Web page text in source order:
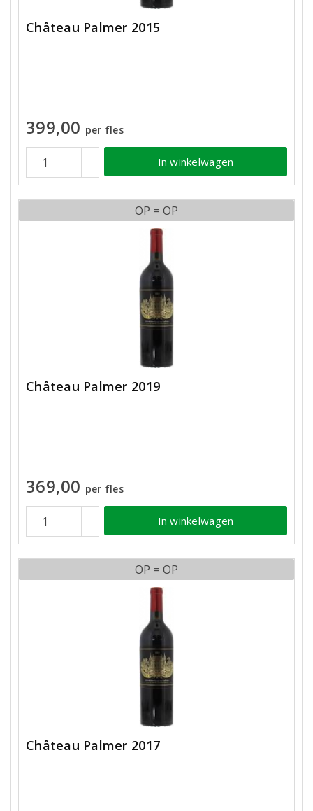
Château Palmer 2015
399,00 per fles
In winkelwagen
OP = OP
Château Palmer 2019
369,00 per fles
In winkelwagen
OP = OP
Château Palmer 2017